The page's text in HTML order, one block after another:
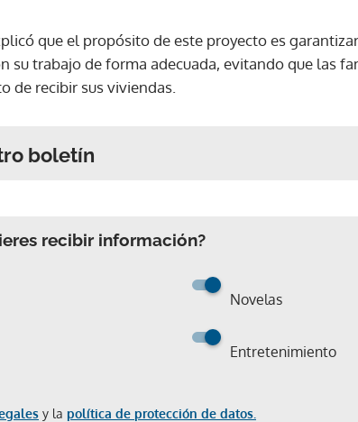
que el propósito de este proyecto es
su trabajo de forma adecuada, evitando que las
de recibir sus viviendas.
boletín
recibir información?
Novelas
Entretenimiento
y la política de protección de datos.